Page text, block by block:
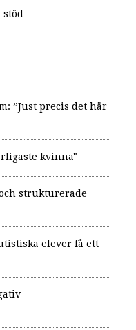
stöd
”Just precis det här
kvinna"
strukturerade
elever få ett